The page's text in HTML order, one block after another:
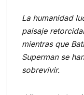
La humanidad
paisaje
mientras que
Superman se
sobrevivir.